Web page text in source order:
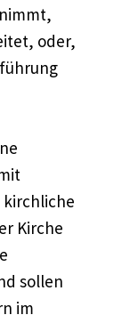
oder,
kirchliche
Kirche
sollen
im